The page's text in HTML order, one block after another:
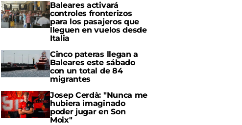
Baleares activará
controles fronterizos
para los pasajeros que
lleguen en vuelos desde
Italia
Cinco pateras llegan a
Baleares este sábado
con un total de 84
migrantes
Josep Cerdà: "Nunca me
hubiera imaginado
poder jugar en Son
Moix"